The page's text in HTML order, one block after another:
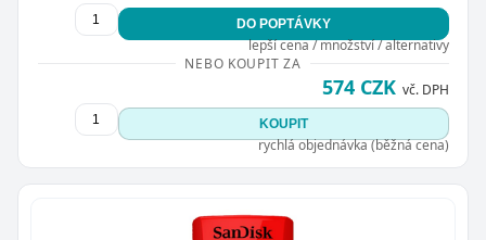
DO POPTÁVKY
lepší cena / množství / alternativy
NEBO KOUPIT ZA
574 CZK vč. DPH
KOUPIT
rychlá objednávka (běžná cena)